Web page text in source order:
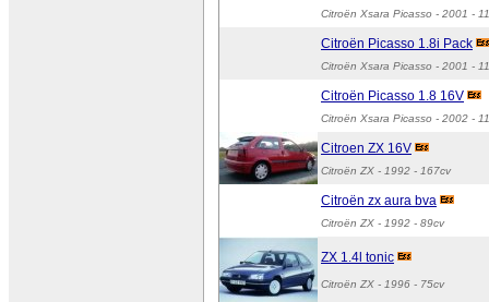
Citroën Xsara Picasso - 2001 -
Citroën Picasso 1.8i Pack
Citroën Xsara Picasso - 2001 -
Citroën Picasso 1.8 16V
Citroën Xsara Picasso - 2002 -
Citroen ZX 16V
Citroën ZX - 1992 - 167cv
Citroën zx aura bva
Citroën ZX - 1992 - 89cv
ZX 1.4l tonic
Citroën ZX - 1996 - 75cv